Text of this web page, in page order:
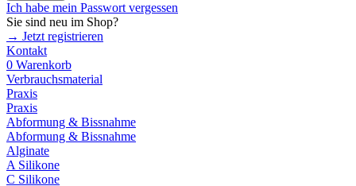
Ich habe mein Passwort vergessen
Sie sind neu im Shop?
→ Jetzt registrieren
Kontakt
0 Warenkorb
Verbrauchsmaterial
Praxis
Praxis
Abformung & Bissnahme
Abformung & Bissnahme
Alginate
A Silikone
C Silikone